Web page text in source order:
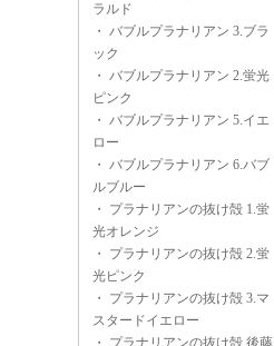
ラルド
・ バブルプラナリアン 3.ブラ
ック
・ バブルプラナリアン 2.蛍光
ピンク
・ バブルプラナリアン 5.イエ
ロー
・ バブルプラナリアン 6.バブ
ルブルー
・ プラナリアンの抜け殻 1.蛍
光オレンジ
・ プラナリアンの抜け殻 2.蛍
光ピンク
・ プラナリアンの抜け殻 3.マ
スタードイエロー
・ プラナリアンの抜け殻 後藤